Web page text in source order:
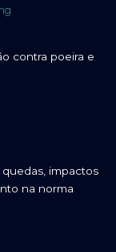
contra poeira e
impactos
na norma